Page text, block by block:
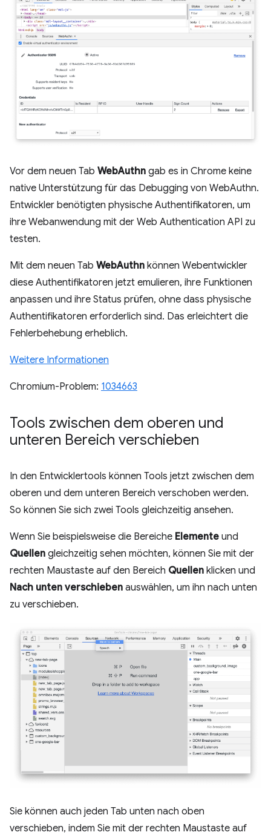
Vor dem neuen Tab WebAuthn gab es in Chrome keine
native Unterstützung für das Debugging von WebAuthn.
Entwickler benötigten physische Authentifikatoren, um
ihre Webanwendung mit der Web Authentication API zu
testen.
Mit dem neuen Tab WebAuthn können Webentwickler
diese Authentifikatoren jetzt emulieren, ihre Funktionen
anpassen und ihre Status prüfen, ohne dass physische
Authentifikatoren erforderlich sind. Das erleichtert die
Fehlerbehebung erheblich.
Weitere Informationen
Chromium-Problem: 1034663
Tools zwischen dem oberen und
unteren Bereich verschieben
In den Entwicklertools können Tools jetzt zwischen dem
oberen und dem unteren Bereich verschoben werden.
So können Sie sich zwei Tools gleichzeitig ansehen.
Wenn Sie beispielsweise die Bereiche Elemente und
Quellen gleichzeitig sehen möchten, können Sie mit der
rechten Maustaste auf den Bereich Quellen klicken und
Nach unten verschieben auswählen, um ihn nach unten
zu verschieben.
Sie können auch jeden Tab unten nach oben
verschieben, indem Sie mit der rechten Maustaste auf